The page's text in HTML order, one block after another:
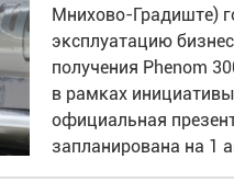
Мнихово-Градиште)
эксплуатацию
получения Phenom
в рамках
официальная
запланирована на 1